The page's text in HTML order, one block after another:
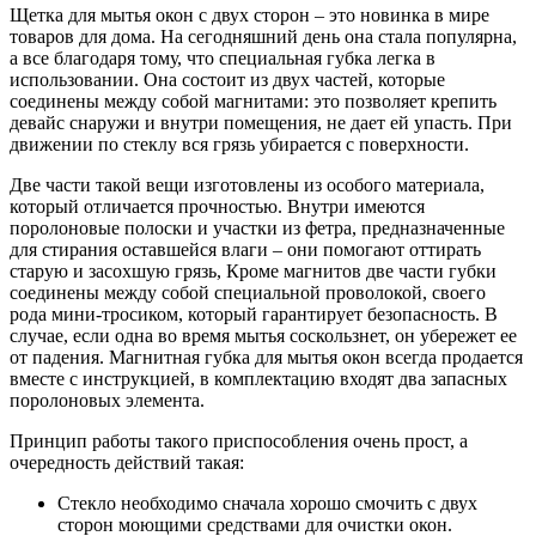
Щетка для мытья окон с двух сторон – это новинка в мире
товаров для дома. На сегодняшний день она стала популярна,
а все благодаря тому, что специальная губка легка в
использовании. Она состоит из двух частей, которые
соединены между собой магнитами: это позволяет крепить
девайс снаружи и внутри помещения, не дает ей упасть. При
движении по стеклу вся грязь убирается с поверхности.
Две части такой вещи изготовлены из особого материала,
который отличается прочностью. Внутри имеются
поролоновые полоски и участки из фетра, предназначенные
для стирания оставшейся влаги – они помогают оттирать
старую и засохшую грязь, Кроме магнитов две части губки
соединены между собой специальной проволокой, своего
рода мини-тросиком, который гарантирует безопасность. В
случае, если одна во время мытья соскользнет, он убережет ее
от падения. Магнитная губка для мытья окон всегда продается
вместе с инструкцией, в комплектацию входят два запасных
поролоновых элемента.
Принцип работы такого приспособления очень прост, а
очередность действий такая:
Стекло необходимо сначала хорошо смочить с двух
сторон моющими средствами для очистки окон.